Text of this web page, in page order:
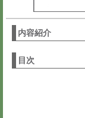
内容紹介
目次